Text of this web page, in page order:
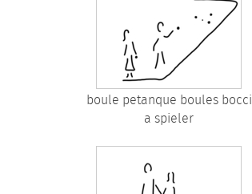
boule petanque boules bocci
a spieler